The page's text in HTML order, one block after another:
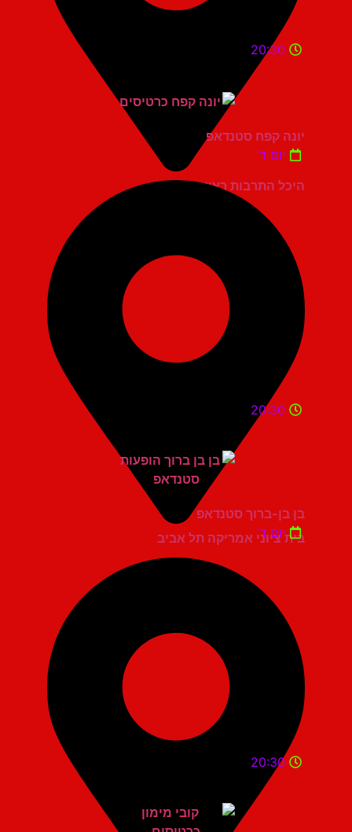
היכל התרבות ראשון לציון
20:30
יונה קפח סטנדאפ
יום ד'
בית ציוני אמריקה תל אביב
20:30
בן בן-ברוך סטנדאפ
יום ד'
20:30